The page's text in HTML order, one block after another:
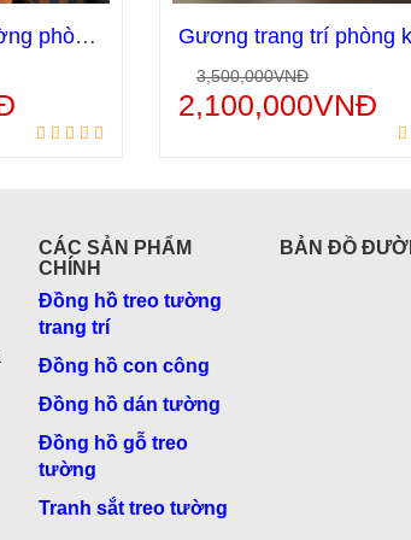
hàng
Gương trang trí tường phòng khách sang trọng GS08
Thêm vào giỏ
3,500,000VNĐ
2,100,000VNĐ
CÁC SẢN PHẨM
CHÍNH
Đồng hồ treo tường
trang trí
Đồng hồ con công
Đồng hồ dán tường
Đồng hồ gỗ treo
tường
Tranh sắt treo tường
BẢN ĐỒ